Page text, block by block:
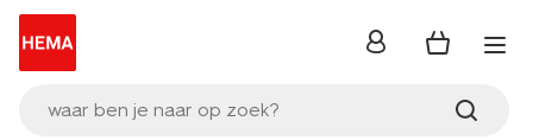
waar ben je naar op zoek?
inloggen